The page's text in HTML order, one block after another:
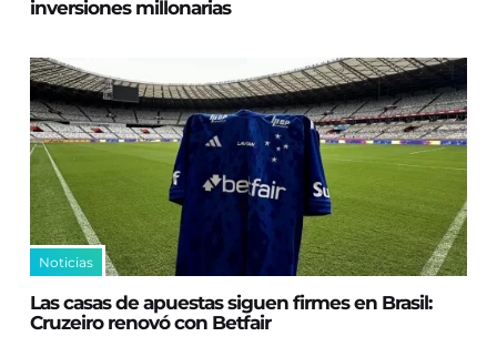
inversiones millonarias
Noticias
Las casas de apuestas siguen firmes en Brasil:
Cruzeiro renovó con Betfair